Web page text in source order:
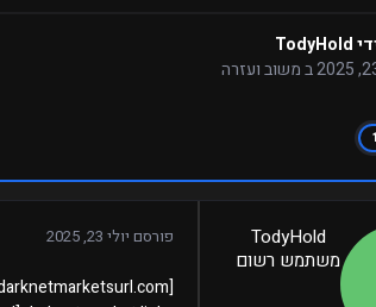
TodyHold
במשוב ועזרה
1
TodyHold
משתמש רשום
פורסם יולי 23, 2025